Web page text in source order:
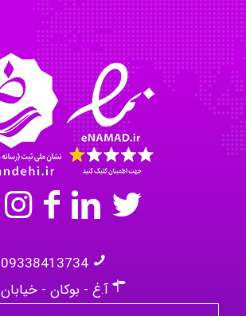
09338413734
آ.غ - بوکان - خیابان 55